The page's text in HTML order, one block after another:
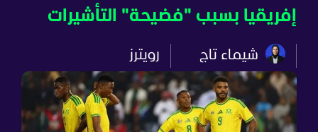
إفريقيا بسبب "فضيحة" التأشيرات
شيماء تاج رويترز